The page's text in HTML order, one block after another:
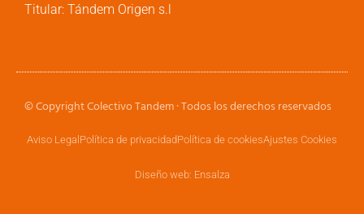
Titular: Tándem Origen s.l
© Copyright Colectivo Tandem · Todos los derechos reservados
Aviso Legal Política de privacidadPolítica de cookiesAjustes Cookies
Diseño web: Ensalza